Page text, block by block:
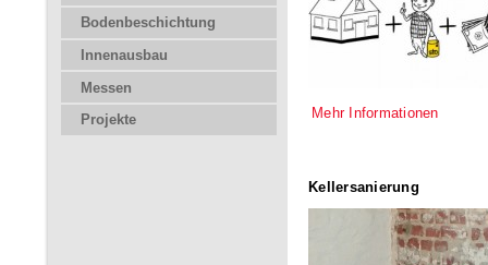
Mehr Informationen
Kellersanierung
Bodenbeschichtung
Innenausbau
Messen
Projekte